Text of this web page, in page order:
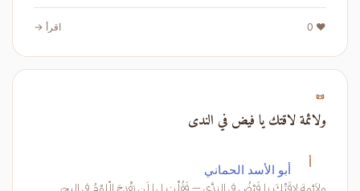
❤️ 0 اقرأ →
📜
ولائمة لاقتك يا فيض في الندى
أ أبو الأسد الحماني